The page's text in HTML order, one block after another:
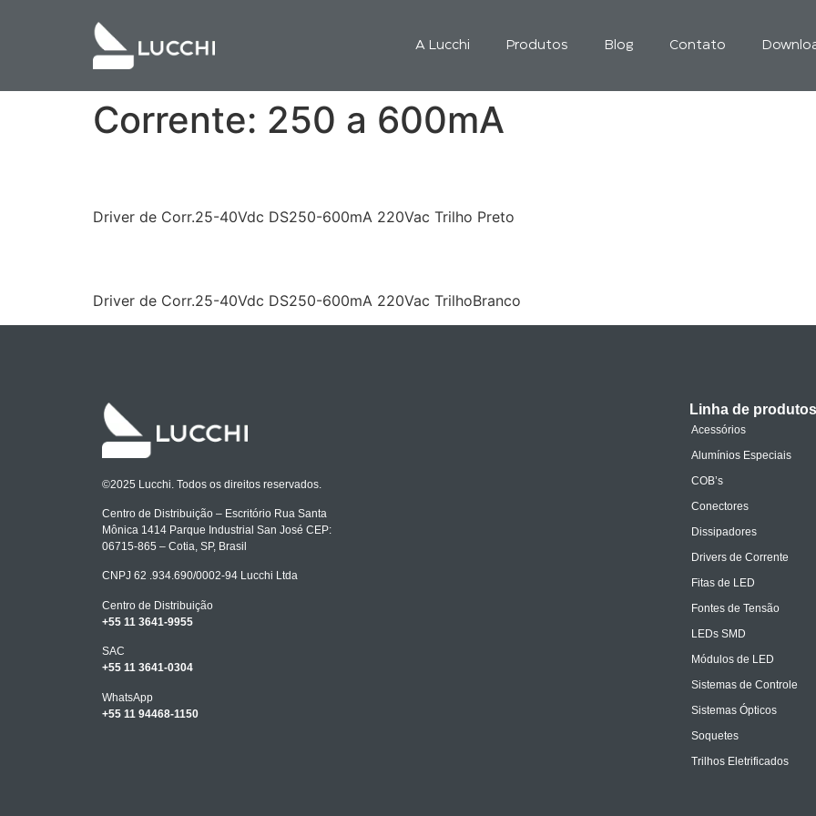
A Lucchi Produtos Blog Contato
Corrente: 250 a 600mA
Driver de Corr.25-40Vdc DS250-600mA 220Vac Trilho Preto
Driver de Corr.25-40Vdc DS250-600mA 220Vac TrilhoBranco
©2025 Lucchi. Todos os direitos reservados.
Centro de Distribuição – Escritório Rua Santa
Mônica 1414 Parque Industrial San José CEP:
06715-865 – Cotia, SP, Brasil
CNPJ 62 .934.690/0002-94 Lucchi Ltda
Centro de Distribuição
+55 11 3641-9955
SAC
+55 11 3641-0304
WhatsApp
+55 11 94468-1150
Linha de produtos
Acessórios
Alumínios Especiais
COB’s
Conectores
Dissipadores
Drivers de Corrente
Fitas de LED
Fontes de Tensão
LEDs SMD
Módulos de LED
Sistemas de Controle
Sistemas Ópticos
Soquetes
Trilhos Eletrificados